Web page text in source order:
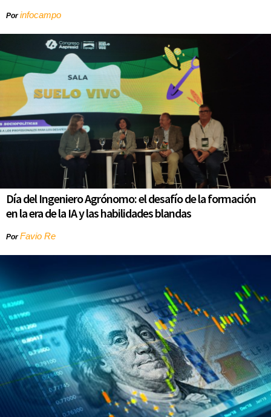
Porinfocampo
Día del Ingeniero Agrónomo: el desafío de la formación
en la era de la IA y las habilidades blandas
PorFavio Re